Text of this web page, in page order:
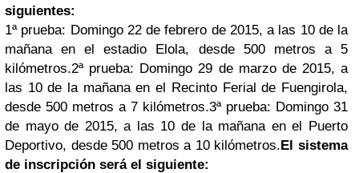
siguientes:
1ª prueba: Domingo 22 de febrero de 2015, a las 10 de la
mañana en el estadio Elola, desde 500 metros a 5
kilómetros.2ª prueba: Domingo 29 de marzo de 2015, a
las 10 de la mañana en el Recinto Ferial de Fuengirola,
desde 500 metros a 7 kilómetros.3ª prueba: Domingo 31
de mayo de 2015, a las 10 de la mañana en el Puerto
Deportivo, desde 500 metros a 10 kilómetros.El sistema
de inscripción será el siguiente: